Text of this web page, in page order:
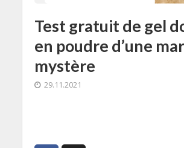
Test gratuit de gel
en poudre d’une
mystère
29.11.2021